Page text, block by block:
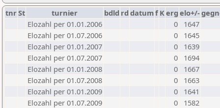
tnrSt turnier bdld rd datumf Kerg elo+/-
Elozahl per 01.01.2006
0
1647
Elozahl per 01.07.2006
0
1645
Elozahl per 01.01.2007
0
1639
Elozahl per 01.07.2007
0
1694
Elozahl per 01.01.2008
0
1667
Elozahl per 01.07.2008
0
1663
Elozahl per 01.01.2009
0
1641
Elozahl per 01.07.2009
0
1582